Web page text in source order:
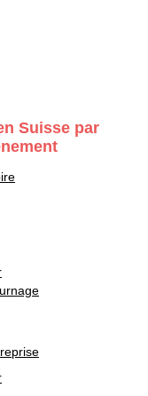
Suisse par